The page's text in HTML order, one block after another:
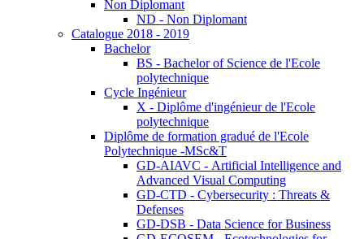
Non Diplomant
ND - Non Diplomant
Catalogue 2018 - 2019
Bachelor
BS - Bachelor of Science de l'Ecole
polytechnique
Cycle Ingénieur
X - Diplôme d'ingénieur de l'Ecole
polytechnique
Diplôme de formation gradué de l'Ecole
Polytechnique -MSc&T
GD-AIAVC - Artificial Intelligence and
Advanced Visual Computing
GD-CTD - Cybersecurity : Threats &
Defenses
GD-DSB - Data Science for Business